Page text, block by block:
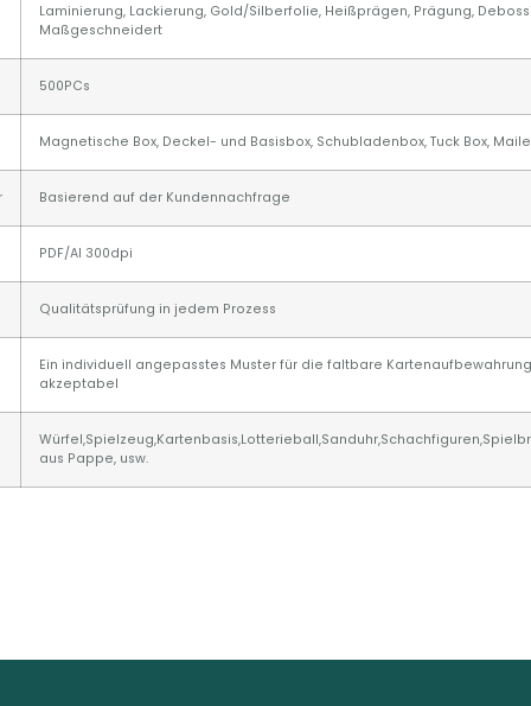
Laminierung, Lackierung, Gold/Silberfolie, Heißprägen, Prägung,
Maßgeschneidert
500PCs
Magnetische Box, Deckel- und Basisbox, Schubladenbox, Tuck Box,
Basierend auf der Kundennachfrage
PDF/AI 300dpi
Qualitätsprüfung in jedem Prozess
Ein individuell angepasstes Muster für die faltbare
akzeptabel
aus Pappe, usw.